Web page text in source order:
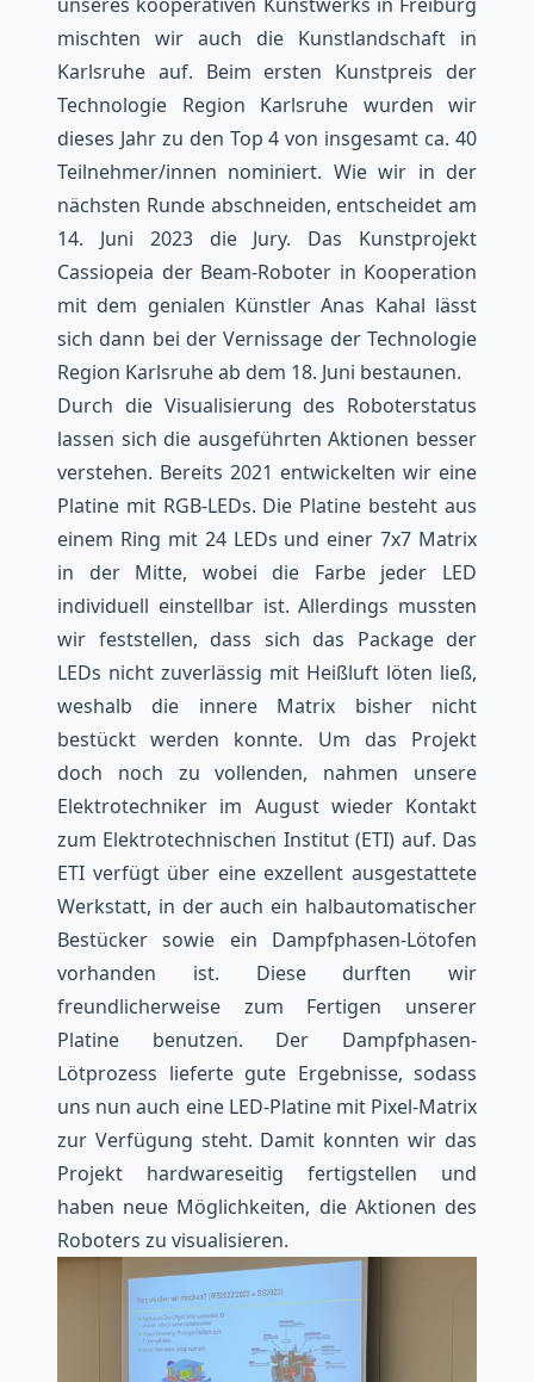
mischten wir auch die Kunstlandschaft in
Karlsruhe auf. Beim ersten Kunstpreis der
Technologie Region Karlsruhe wurden wir
dieses Jahr zu den Top 4 von insgesamt ca. 40
Teilnehmer/innen nominiert. Wie wir in der
nächsten Runde abschneiden, entscheidet am
14. Juni 2023 die Jury. Das Kunstprojekt
Cassiopeia der Beam-Roboter in Kooperation
mit dem genialen Künstler Anas Kahal lässt
sich dann bei der Vernissage der Technologie
Region Karlsruhe ab dem 18. Juni bestaunen.
Durch die Visualisierung des Roboterstatus
lassen sich die ausgeführten Aktionen besser
verstehen. Bereits 2021 entwickelten wir eine
Platine mit RGB-LEDs. Die Platine besteht aus
einem Ring mit 24 LEDs und einer 7x7 Matrix
in der Mitte, wobei die Farbe jeder LED
individuell einstellbar ist. Allerdings mussten
wir feststellen, dass sich das Package der
LEDs nicht zuverlässig mit Heißluft löten ließ,
weshalb die innere Matrix bisher nicht
bestückt werden konnte. Um das Projekt
doch noch zu vollenden, nahmen unsere
Elektrotechniker im August wieder Kontakt
zum Elektrotechnischen Institut (ETI) auf. Das
ETI verfügt über eine exzellent ausgestattete
Werkstatt, in der auch ein halbautomatischer
Bestücker sowie ein Dampfphasen-Lötofen
vorhanden ist. Diese durften wir
freundlicherweise zum Fertigen unserer
Platine benutzen. Der Dampfphasen-
Lötprozess lieferte gute Ergebnisse, sodass
uns nun auch eine LED-Platine mit Pixel-Matrix
zur Verfügung steht. Damit konnten wir das
Projekt hardwareseitig fertigstellen und
haben neue Möglichkeiten, die Aktionen des
Roboters zu visualisieren.